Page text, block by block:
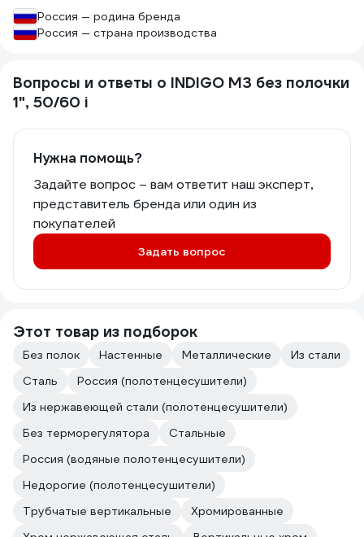
Россия — родина бренда
Россия — страна производства
Вопросы и ответы о INDIGO M3 без полочки
1", 50/60 i
Нужна помощь?
Задайте вопрос – вам ответит наш эксперт,
представитель бренда или один из
покупателей
Задать вопрос
Этот товар из подборок
Без полок Настенные Металлические
Из стали
Сталь
Россия (полотенцесушители)
Из нержавеющей стали (полотенцесушители)
Без терморегулятора
Стальные
Россия (водяные полотенцесушители)
Недорогие (полотенцесушители)
Трубчатые вертикальные
Хромированные